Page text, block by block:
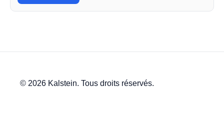
© 2026 Kalstein. Tous droits réservés.